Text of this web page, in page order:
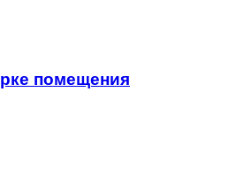
помещения